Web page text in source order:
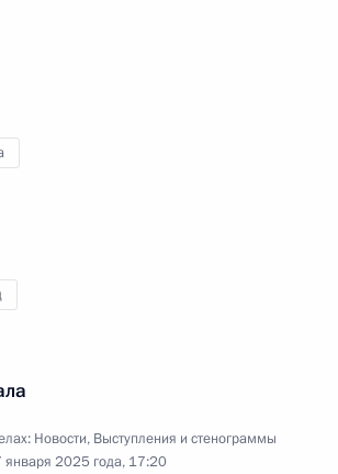
Новости, Выступления и стенограммы
января 2025 года, 17:20